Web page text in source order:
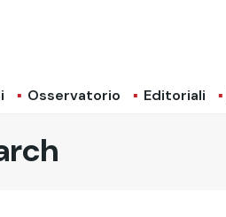
Osservatorio Editoriali